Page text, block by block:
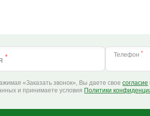
* Телефон *
«Заказать звонок», Вы даете своесогласие
и принимаете условия Политики